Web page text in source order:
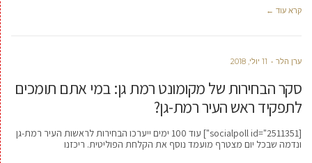
קרא עוד ←
ערן הלר 11 יולי, 2018
סקר הבחירות של מקומונט רמת גן: במי אתם תומכים
לתפקיד ראש העיר רמת-גן?
[socialpoll id="2511351"] עוד 100 ימים ייערכו הבחירות לראשות העיר רמת-גן
ונדמה שבכל יום מצטרף מועמד נוסף את הקלחת הפוליטית. ריכזנו